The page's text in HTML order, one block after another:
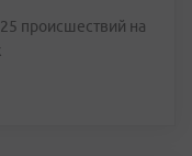
происшествий на